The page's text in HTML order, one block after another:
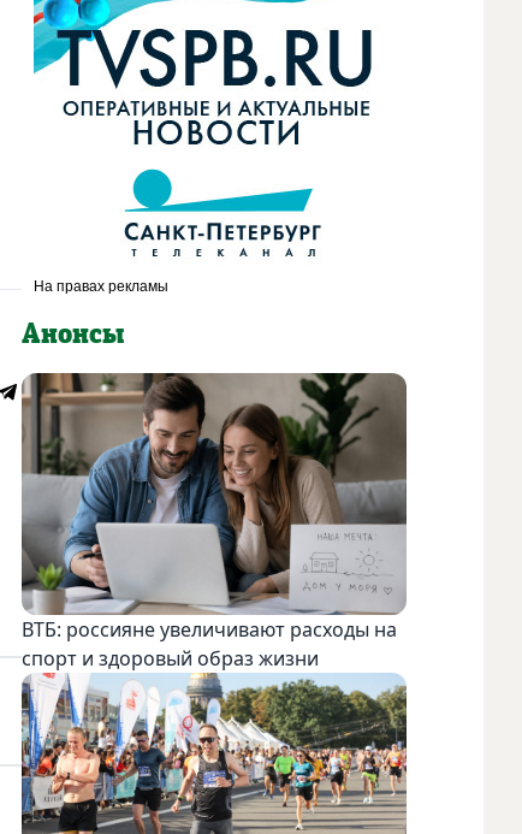
Анонсы
ВТБ: россияне увеличивают расходы на
спорт и здоровый образ жизни